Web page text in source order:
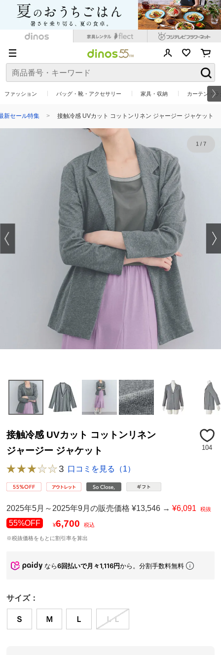
ファッション バッグ・靴・アクセサリー 家具・収納 カーテン・
新セール特集 接触冷感 UVカット コットンリネン ジャージー ジャケット
1/ 7
接触冷感 UVカット コットンリネン
ジャージー ジャケット
104
3 口コミを見る（1）
2025年5月～2025年9月の販売価格 ¥13,546 →¥6,091 税抜
55%OFF ¥6,700 税込
※税抜価格をもとに割引率を算出
なら6回払いで月々1,116円から。分割手数料無料
サイズ：
Ｓ Ｍ Ｌ ＬＬ